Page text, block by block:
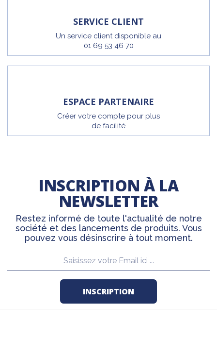
SERVICE CLIENT
Un service client disponible au
01 69 53 46 70
ESPACE PARTENAIRE
Créer votre compte pour plus
de facilité
INSCRIPTION À LA
NEWSLETTER
Restez informé de toute l'actualité de notre
société et des lancements de produits. Vous
pouvez vous désinscrire à tout moment.